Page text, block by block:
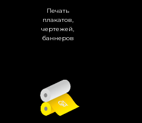
Печать
плакатов,
чертежей,
баннеров